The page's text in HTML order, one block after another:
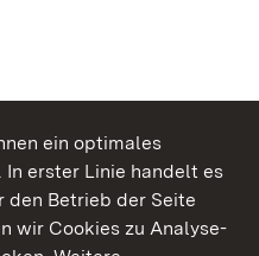
ein optimales
erster Linie handelt es
den Betrieb der Seite
wir Cookies zu Analyse-